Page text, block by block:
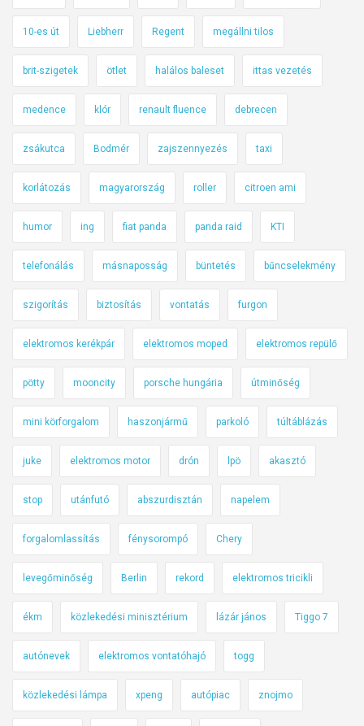
10-es út Liebherr Regent megállni tilos
brit-szigetek ötlet halálos baleset ittas vezetés
medence klór renault fluence debrecen
zsákutca Bodmér zajszennyezés taxi
korlátozás magyarország roller citroen ami
humor ing fiat panda panda raid KTI
telefonálás másnaposság büntetés bűncselekmény
szigorítás biztosítás vontatás furgon
elektromos kerékpár elektromos moped elektromos repülő
pötty mooncity porsche hungária útminőség
mini körforgalom haszonjármű parkoló túltáblázás
juke elektromos motor drón lpö akasztó
stop utánfutó abszurdisztán napelem
forgalomlassítás fénysorompó Chery
levegőminőség Berlin rekord elektromos tricikli
ékm közlekedési minisztérium lázár jános Tiggo 7
autónevek elektromos vontatóhajó togg
közlekedési lámpa xpeng autópiac znojmo